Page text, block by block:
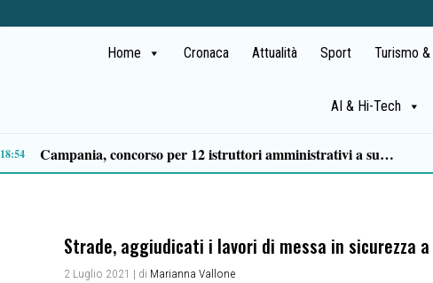
Home Cronaca Attualità Sport Turismo
AI & Hi-Tech
12:29
Strade, aggiudicati i lavori di messa in sicurezza
2 Luglio 2021 | di Marianna Vallone